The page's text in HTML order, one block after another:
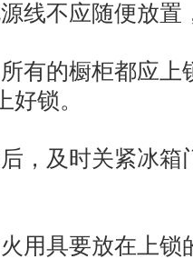
不应随便放置
的橱柜都应上
锁。
及时关紧冰箱
具要放在上锁